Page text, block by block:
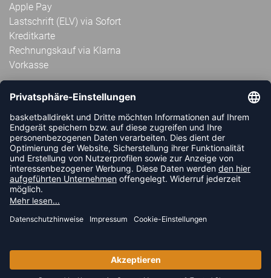
Apple Pay
Lastschrift (ELV) via Sofort
Kreditkarte
Rechnungskauf via Klarna
Vorkasse
ABONNIERE JETZT DEN KOSTENLOSEN
HANDBALLDIREKT-NEWSLETTER UND VERPASSE KEINE
NEUIGKEIT ODER AKTION MEHR.
JETZT ANMELDEN